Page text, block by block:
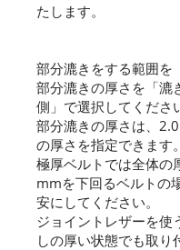
たします。
部分漉きをする範囲を
部分漉きの厚さを「漉
側」で選択してくださ
部分漉きの厚さは、
の厚さを指定できます。
極厚ベルトでは全体の
mmを下回るベルトの
安にしてください。
ジョイントレザーを使
しの厚い状態でも取り